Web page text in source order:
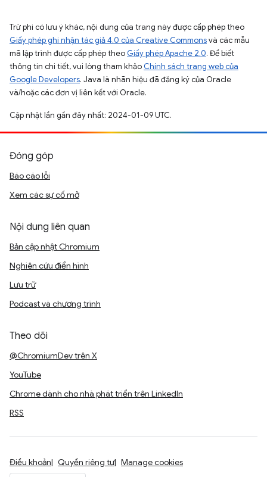
Trừ phi có lưu ý khác, nội dung của trang này được cấp phép theo
Giấy phép ghi nhận tác giả 4.0 của Creative Commonsvà các mẫu
mã lập trình được cấp phép theo Giấy phép Apache 2.0. Để biết
thông tin chi tiết, vui lòng tham khảo Chính sách trang web của
Google Developers. Java là nhãn hiệu đã đăng ký của Oracle
và/hoặc các đơn vị liên kết với Oracle.
Cập nhật lần gần đây nhất: 2024-01-09 UTC.
Đóng góp
Báo cáo lỗi
Xem các sự cố mở
Nội dung liên quan
Bản cập nhật Chromium
Nghiên cứu điển hình
Lưu trữ
Podcast và chương trình
Theo dõi
@ChromiumDev trên X
YouTube
Chrome dành cho nhà phát triển trên LinkedIn
RSS
Điều khoản Quyền riêng tư Manage cookies